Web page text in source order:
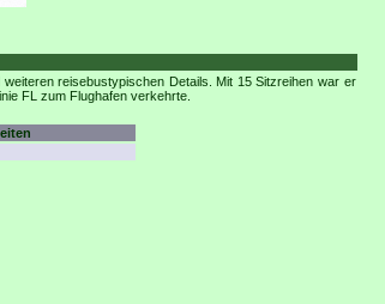
reisebustypischen Details. Mit 15 Sitzreihen war er
FL zum Flughafen verkehrte.